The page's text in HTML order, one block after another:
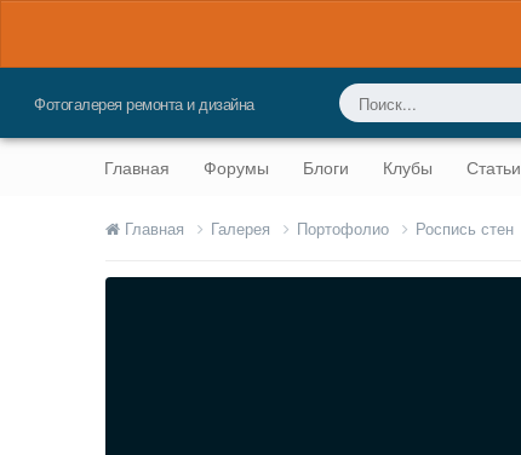
Фотогалерея ремонта и дизайна
Главная Форумы Блоги Клубы Статьи
Главная Галерея Портофолио Роспись стен